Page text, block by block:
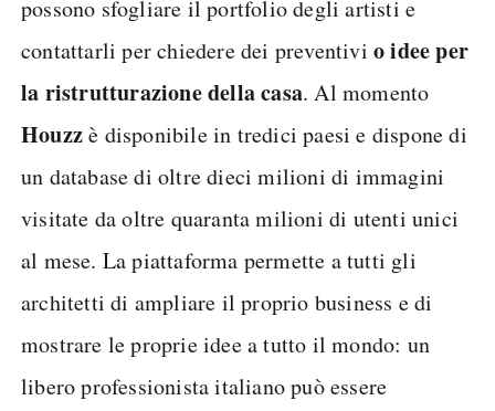
possono sfogliare il portfolio degli artisti e
contattarli per chiedere dei preventivio idee per
la ristrutturazione della casa. Al momento
Houzzè disponibile in tredici paesi e dispone di
un database di oltre dieci milioni di immagini
visitate da oltre quaranta milioni di utenti unici
al mese. La piattaforma permette a tutti gli
architetti di ampliare il proprio business e di
mostrare le proprie idee a tutto il mondo: un
libero professionista italiano può essere